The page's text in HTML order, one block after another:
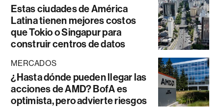
Estas ciudades de América
Latina tienen mejores costos
que Tokio o Singapur para
construir centros de datos
MERCADOS
¿Hasta dónde pueden llegar las
acciones de AMD? BofA es
optimista, pero advierte riesgos